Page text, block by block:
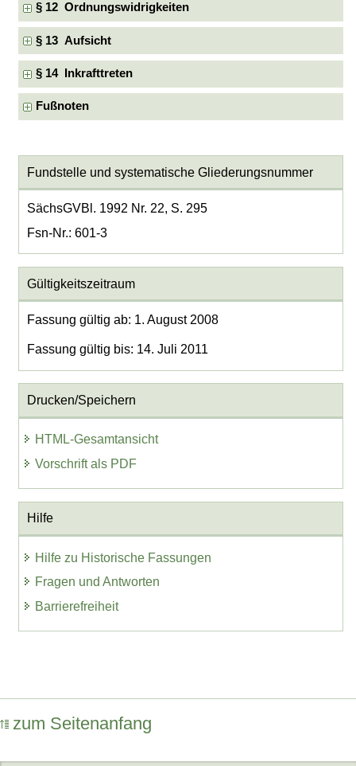
§ 12 Ordnungswidrigkeiten
§ 13 Aufsicht
§ 14 Inkrafttreten
Fußnoten
Fundstelle und systematische Gliederungsnummer
SächsGVBl. 1992 Nr. 22, S. 295
Fsn-Nr.: 601-3
Gültigkeitszeitraum
Fassung gültig ab: 1. August 2008
Fassung gültig bis: 14. Juli 2011
Drucken/Speichern
HTML-Gesamtansicht
Vorschrift als PDF
Hilfe
Hilfe zu Historische Fassungen
Fragen und Antworten
Barrierefreiheit
zum Seitenanfang